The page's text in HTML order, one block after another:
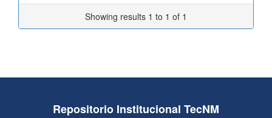
Showing results 1 to 1 of 1
Repositorio Institucional TecNM